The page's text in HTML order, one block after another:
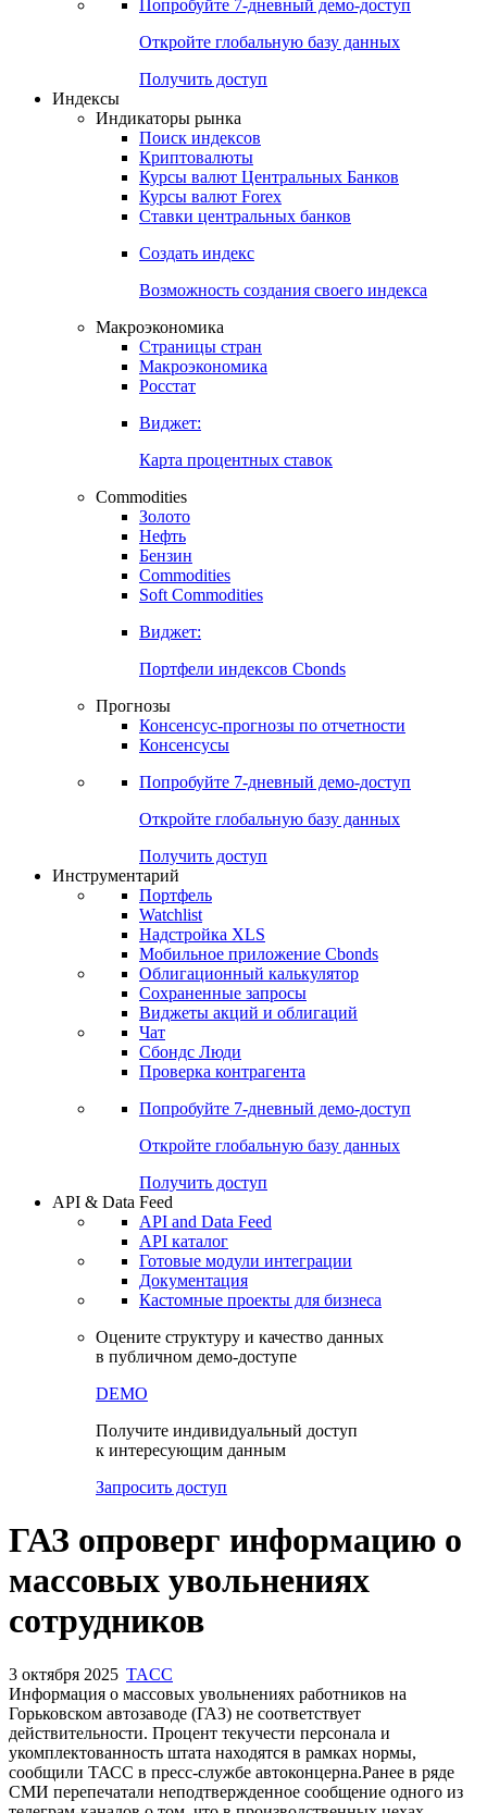
Попробуйте 7-дневный демо-доступ
Откройте глобальную базу данных
Получить доступ
Индексы
Индикаторы рынка
Поиск индексов
Криптовалюты
Курсы валют Центральных Банков
Курсы валют Forex
Ставки центральных банков
Создать индекс
Возможность создания своего индекса
Макроэкономика
Страницы стран
Макроэкономика
Росстат
Виджет:
Карта процентных ставок
Commodities
Золото
Нефть
Бензин
Commodities
Soft Commodities
Виджет:
Портфели индексов Cbonds
Прогнозы
Консенсус-прогнозы по отчетности
Консенсусы
Попробуйте 7-дневный демо-доступ
Откройте глобальную базу данных
Получить доступ
Инструментарий
Портфель
Watchlist
Надстройка XLS
Мобильное приложение Cbonds
Облигационный калькулятор
Сохраненные запросы
Виджеты акций и облигаций
Чат
Сбондс Люди
Проверка контрагента
Попробуйте 7-дневный демо-доступ
Откройте глобальную базу данных
Получить доступ
API & Data Feed
API and Data Feed
API каталог
Готовые модули интеграции
Документация
Кастомные проекты для бизнеса
Оцените структуру и качество данных
в публичном демо-доступе
DEMO
Получите индивидуальный доступ
к интересующим данным
Запросить доступ
ГАЗ опроверг информацию о
массовых увольнениях
сотрудников
3 октября 2025 TACC
Информация о массовых увольнениях работников на
Горьковском автозаводе (ГАЗ) не соответствует
действительности. Процент текучести персонала и
укомплектованность штата находятся в рамках нормы,
сообщили ТАСС в пресс-службе автоконцерна.Ранее в ряде
СМИ перепечатали неподтвержденное сообщение одного из